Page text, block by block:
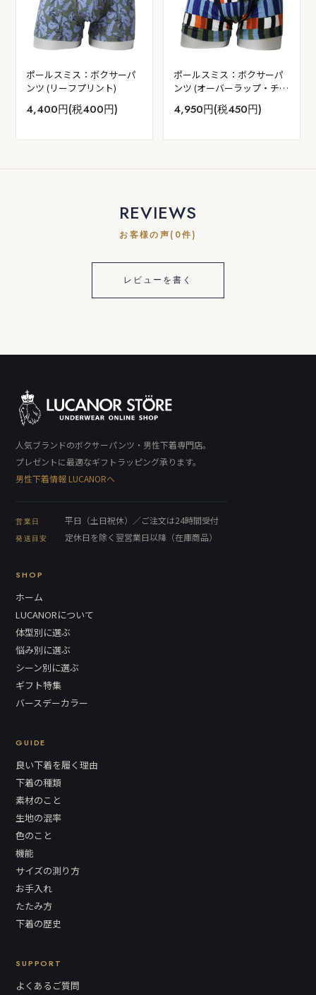
ポールスミス：ボクサーパ
ンツ (リーフプリント)
4,400円(税400円)
ポールスミス：ボクサーパ
ンツ (オーバーラップ・チェ
4,950円(税450円)
REVIEWS
お客様の声(0件)
レビューを書く
人気ブランドのボクサーパンツ・男性下着専門店。
プレゼントに最適なギフトラッピング承ります。
男性下着情報 LUCANORへ
営業日 平日（土日祝休）／ご注文は24時間受付
発送目安 定休日を除く翌営業日以降（在庫商品）
SHOP
ホーム
LUCANORについて
体型別に選ぶ
悩み別に選ぶ
シーン別に選ぶ
ギフト特集
バースデーカラー
GUIDE
良い下着を履く理由
下着の種類
素材のこと
生地の混率
色のこと
機能
サイズの測り方
お手入れ
たたみ方
下着の歴史
SUPPORT
よくあるご質問